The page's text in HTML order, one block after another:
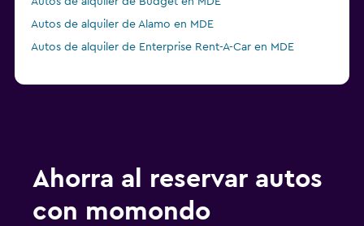
Autos de alquiler de Alamo en MDE
Autos de alquiler de Enterprise Rent-A-Car en MDE
Ahorra al reservar autos
con momondo